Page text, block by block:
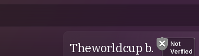
Theworldcup b.
Not
Verified